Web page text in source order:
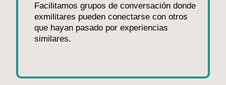
Facilitamos grupos de conversación donde
exmilitares pueden conectarse con otros
que hayan pasado por experiencias
similares.